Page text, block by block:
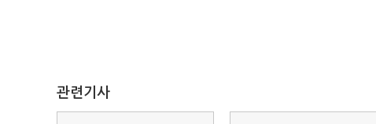
관련기사